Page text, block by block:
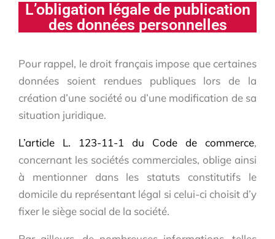
L’obligation légale de publication
des données personnelles
Pour rappel, le droit français impose que certaines
données soient rendues publiques lors de la
création d’une société ou d’une modification de sa
situation juridique.
L’article L. 123-11-1 du Code de commerce,
concernant les sociétés commerciales, oblige ainsi
à mentionner dans les statuts constitutifs le
domicile du représentant légal si celui-ci choisit d’y
fixer le siège social de la société.